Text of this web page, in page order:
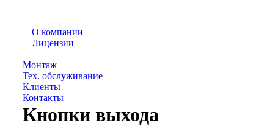
О компании
Лицензии
Монтаж
Тех. обслуживание
Клиенты
Контакты
Кнопки выхода